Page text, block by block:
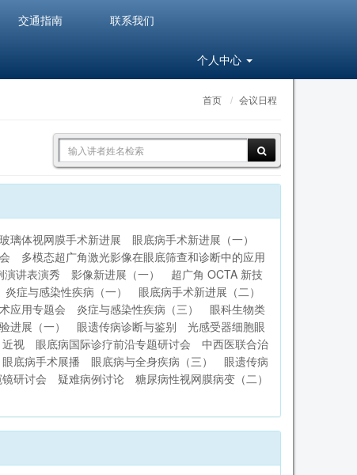
交通指南 联系我们
个人中心
首页 会议日程
璃体视网膜手术新进展
眼底病手术新进展（一）
多模态超广角激光影像在眼底筛查和诊断中的应用
演讲表演秀 影像新进展（一）
超广角 OCTA 新技
炎症与感染性疾病（一）
眼底病手术新进展（二）
应用专题会 炎症与感染性疾病（三）
眼科生物类
进展（一） 眼遗传病诊断与鉴别
光感受器细胞眼
近视 眼底病国际诊疗前沿专题研讨会
中西医联合治
眼底病手术展播 眼底病与全身疾病（三）
眼遗传病
研讨会 疑难病例讨论
糖尿病性视网膜病变（二）